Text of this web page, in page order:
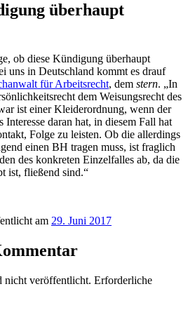
überhaupt
ob diese Kündigung überhaupt
uns in Deutschland kommt es drauf
für Arbeitsrecht, dem stern. „In
dem Weisungsrecht des
ist einer Kleiderordnung, wenn der
Interesse daran hat, in diesem Fall hat
Folge zu leisten. Ob die allerdings
einen BH tragen muss, ist fraglich
des konkreten Einzelfalles ab, da die
ist, fließend sind.“
am 29. Juni 2017
nicht veröffentlicht. Erforderliche